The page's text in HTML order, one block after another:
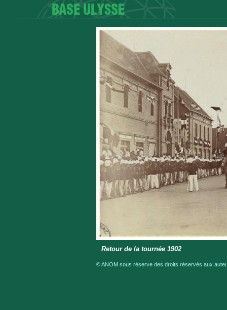
Retour de la tournée 1902
© ANOM sous réserve des droits réservés aux